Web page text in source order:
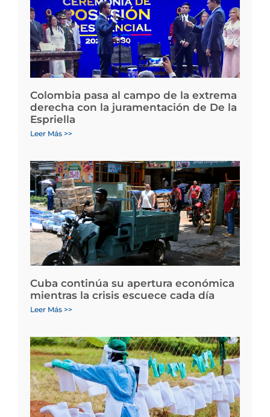
Colombia pasa al campo de la extrema
derecha con la juramentación de De la
Espriella
Leer Más >>
Cuba continúa su apertura económica
mientras la crisis escuece cada día
Leer Más >>